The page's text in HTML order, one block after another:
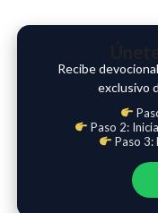
Recibe
exclusivo
Paso 2:
Paso 3: